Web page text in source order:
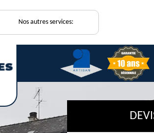
Nos autres services: